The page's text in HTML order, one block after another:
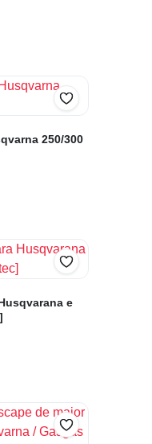
250/300
e